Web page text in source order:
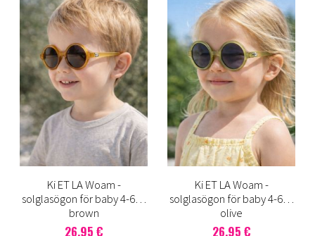
Ki ET LA Woam -
solglasögon för baby 4-6 å,
brown
26,95 €
Ki ET LA Woam -
solglasögon för baby 4-6 å,
olive
26,95 €